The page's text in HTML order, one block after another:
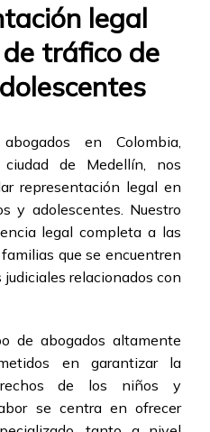
legal
tráfico de
en Colombia,
de Medellín, nos
representación legal en
y adolescentes. Nuestro
legal completa a las
que se encuentren
relacionados con
de abogados altamente
en garantizar la
de los niños y
se centra en ofrecer